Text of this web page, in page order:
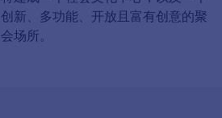
创新、多功能、开放且富有创意的聚
会场所。